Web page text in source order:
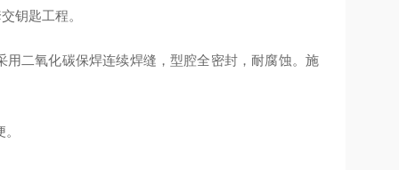
钥匙工程。
二氧化碳保焊连续焊缝，型腔全密封，耐腐蚀。施